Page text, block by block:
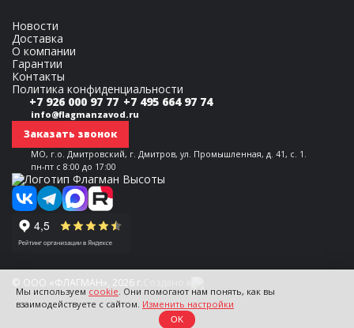
Новости
Доставка
О компании
Гарантии
Контакты
Политика конфиденциальности
+7 926 000 97 77 +7 495 664 97 74
info@flagmanzavod.ru
Заказать звонок
МО, г.о. Дмитровский, г. Дмитров, ул. Промышленная, д. 41, с. 1.
пн-пт с 8:00 до 17:00
© ООО «ФЛАГМАН», 2026 г.
Мы используем cookie. Они помогают нам понять, как вы
взаимодействуете с сайтом. Изменить настройки
OK